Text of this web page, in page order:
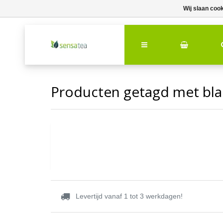
Producten getagd met
Levertijd vanaf 1 tot 3 werkdagen!
Wij slaan